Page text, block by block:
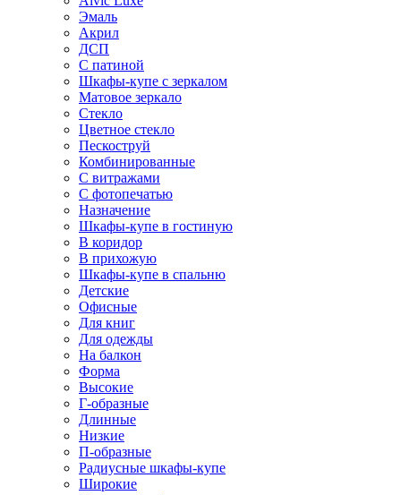
Эмаль
Акрил
ДСП
С патиной
Шкафы-купе с зеркалом
Матовое зеркало
Стекло
Цветное стекло
Пескоструй
Комбинированные
С витражами
С фотопечатью
Назначение
Шкафы-купе в гостиную
В коридор
В прихожую
Шкафы-купе в спальню
Детские
Офисные
Для книг
Для одежды
На балкон
Форма
Высокие
Г-образные
Длинные
Низкие
П-образные
Радиусные шкафы-купе
Широкие